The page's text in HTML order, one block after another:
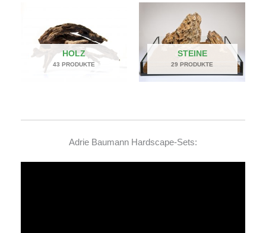
HOLZ
43 PRODUKTE
STEINE
29 PRODUKTE
Adrie Baumann Hardscape-Sets: